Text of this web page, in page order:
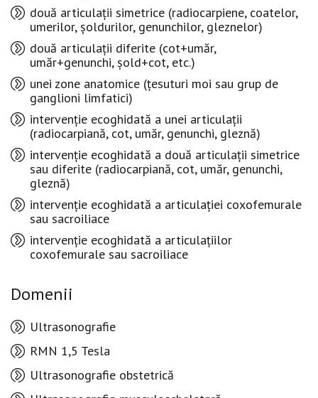
două articulații simetrice (radiocarpiene, coatelor,
umerilor, șoldurilor, genunchilor, gleznelor)
două articulații diferite (cot+umăr,
umăr+genunchi, șold+cot, etc.)
unei zone anatomice (țesuturi moi sau grup de
ganglioni limfatici)
intervenție ecoghidată a unei articulații
(radiocarpiană, cot, umăr, genunchi, gleznă)
intervenție ecoghidată a două articulații simetrice
sau diferite (radiocarpiană, cot, umăr, genunchi,
gleznă)
intervenție ecoghidată a articulației coxofemurale
sau sacroiliace
intervenție ecoghidată a articulațiilor
coxofemurale sau sacroiliace
Domenii
Ultrasonografie
RMN 1,5 Tesla
Ultrasonografie obstetrică